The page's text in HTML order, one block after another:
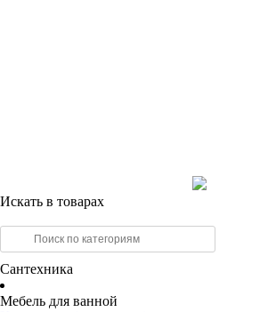
Искать в товарах
Сантехника
Мебель для ванной